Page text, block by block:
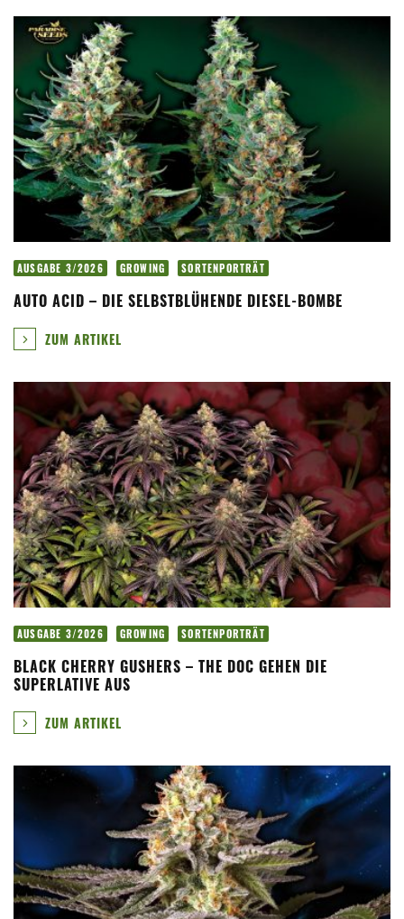
AUSGABE 3/2026 GROWING SORTENPORTRÄT
AUTO ACID – DIE SELBSTBLÜHENDE DIESEL-BOMBE
ZUM ARTIKEL
AUSGABE 3/2026 GROWING SORTENPORTRÄT
BLACK CHERRY GUSHERS – THE DOC GEHEN DIE
SUPERLATIVE AUS
ZUM ARTIKEL